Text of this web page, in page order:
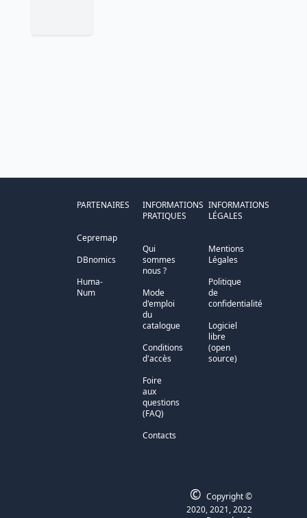
PARTENAIRES
Cepremap
DBnomics
Huma-
Num
INFORMATIONS
PRATIQUES
Qui
sommes
nous ?
Mode
d'emploi
du
catalogue
Conditions
d'accès
Foire
aux
questions
(FAQ)
Contacts
INFORMATIONS
LÉGALES
Mentions
Légales
Politique
de
confidentialité
Logiciel
libre
(open
source)
© Copyright ©
2020, 2021, 2022